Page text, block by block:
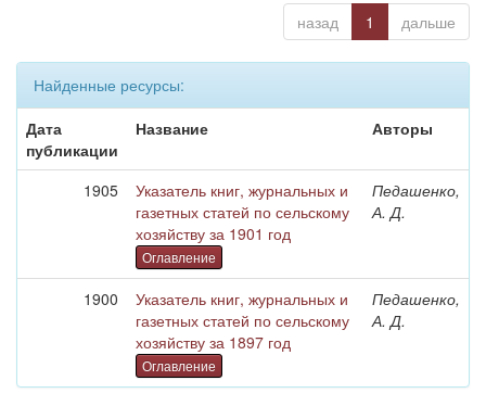
назад 1 дальше
Найденные ресурсы:
Дата
публикации
Название Авторы
1905
Указатель книг, журнальных и
газетных статей по сельскому
хозяйству за 1901 год
Оглавление
Педашенко,
А. Д.
1900
Указатель книг, журнальных и
газетных статей по сельскому
хозяйству за 1897 год
Оглавление
Педашенко,
А. Д.